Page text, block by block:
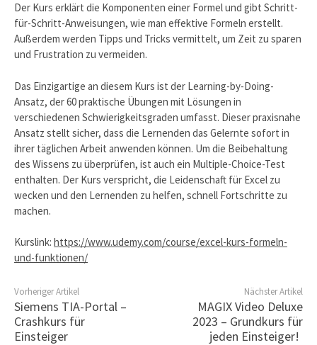
Der Kurs erklärt die Komponenten einer Formel und gibt Schritt-
für-Schritt-Anweisungen, wie man effektive Formeln erstellt.
Außerdem werden Tipps und Tricks vermittelt, um Zeit zu sparen
und Frustration zu vermeiden.
Das Einzigartige an diesem Kurs ist der Learning-by-Doing-
Ansatz, der 60 praktische Übungen mit Lösungen in
verschiedenen Schwierigkeitsgraden umfasst. Dieser praxisnahe
Ansatz stellt sicher, dass die Lernenden das Gelernte sofort in
ihrer täglichen Arbeit anwenden können. Um die Beibehaltung
des Wissens zu überprüfen, ist auch ein Multiple-Choice-Test
enthalten. Der Kurs verspricht, die Leidenschaft für Excel zu
wecken und den Lernenden zu helfen, schnell Fortschritte zu
machen.
Kurslink: https://www.udemy.com/course/excel-kurs-formeln-
und-funktionen/
Vorheriger Artikel
Siemens TIA-Portal –
Crashkurs für
Einsteiger
Nächster Artikel
MAGIX Video Deluxe
2023 – Grundkurs für
jeden Einsteiger!